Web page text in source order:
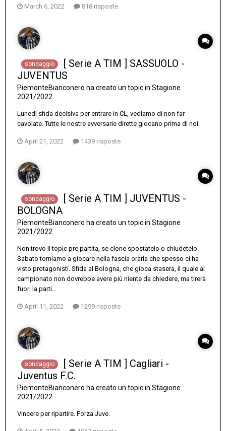
March 6, 2022 818 risposte
sondaggio
[ Serie A TIM ] SASSUOLO -
JUVENTUS
PiemonteBianconero ha creato un topic in Stagione
2021/2022
Lunedì sfida decisiva per entrare in CL, vediamo di non far
cavolate. Tutte le nostre avversarie dirette giocano prima di noi.
April 21, 2022 1439 risposte
sondaggio
[ Serie A TIM ] JUVENTUS -
BOLOGNA
PiemonteBianconero ha creato un topic in Stagione
2021/2022
Non trovo il topic pre partita, se clone spostatelo o chiudetelo.
Sabato torniamo a giocare nella fascia oraria che spesso ci ha
visto protagonisti. Sfida al Bologna, che gioca stasera, il quale al
campionato non dovrebbe avere più niente da chiedere, ma tirerà
fuori la parti...
April 11, 2022 1299 risposte
sondaggio
[ Serie A TIM ] Cagliari -
Juventus F.C.
PiemonteBianconero ha creato un topic in Stagione
2021/2022
Vincere per ripartire. Forza Juve.